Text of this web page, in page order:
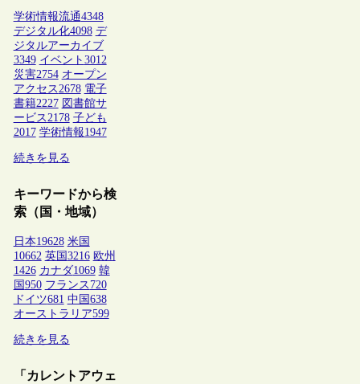
学術情報流通4348
デジタル化4098 デ
ジタルアーカイブ
3349 イベント 3012
災害2754 オープン
アクセス2678 電子
書籍2227 図書館サ
ービス2178 子ども
2017 学術情報1947
続きを見る
キーワードから検
索（国・地域）
日本19628 米国
10662 英国 3216 欧州
1426 カナダ1069 韓
国 950 フランス 720
ドイツ681 中国 638
オーストラリア599
続きを見る
「カレントアウェ